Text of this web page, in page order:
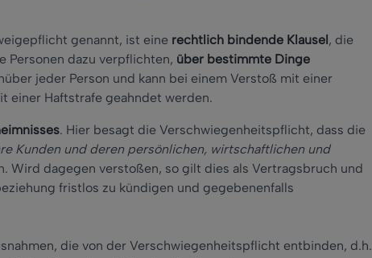
genannt, ist eine rechtlich bindende Klausel , die
Personen dazu verpflichten, über bestimmte Dinge
jeder Person und kann bei einem Verstoß mit einer
einer Haftstrafe geahndet werden.
. Hier besagt die Verschwiegenheitspflicht, dass die
Kunden und deren persönlichen, wirtschaftlichen und
Wird dagegen verstoßen, so gilt dies als Vertragsbruch und
fristlos zu kündigen und gegebenenfalls
die von der Verschwiegenheitspflicht entbinden, d.h.